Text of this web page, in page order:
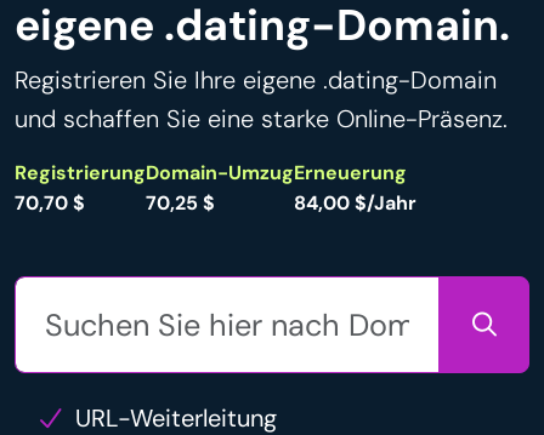
eigene .dating-Domain.
Registrieren Sie Ihre eigene .dating-Domain
und schaffen Sie eine starke Online-Präsenz.
Registrierung
70,70 $
Domain-Umzug
70,25 $
Erneuerung
84,00 $/Jahr
URL-Weiterleitung